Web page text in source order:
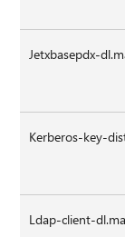
Jetxbasepdx-
Kerberos-key-
Ldap-client-